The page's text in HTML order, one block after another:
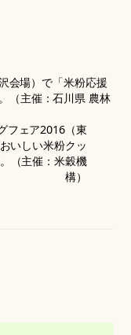
会場）で「米粉応援
（主催：石川県 農林
フェア2016（東
いしい米粉クッ
（主催：米穀機
構）